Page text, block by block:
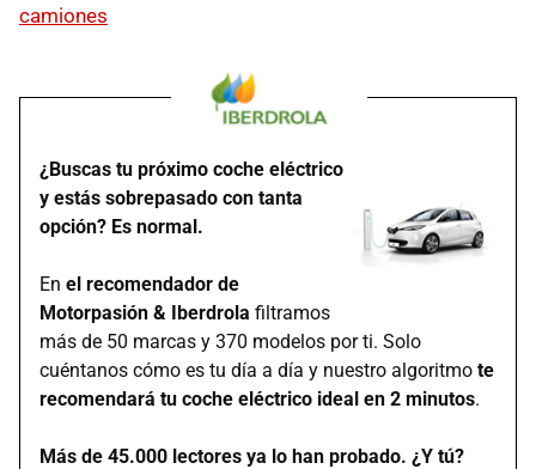
camiones
¿Buscas tu próximo coche eléctrico
y estás sobrepasado con tanta
opción? Es normal.
En el recomendador de
Motorpasión & Iberdrola filtramos
más de 50 marcas y 370 modelos por ti. Solo
cuéntanos cómo es tu día a día y nuestro algoritmo te
recomendará tu coche eléctrico ideal en 2 minutos.
Más de 45.000 lectores ya lo han probado. ¿Y tú?